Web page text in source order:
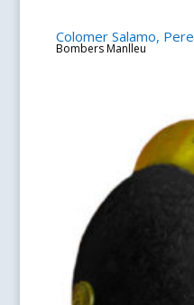
Colomer Salamo, Pere
Bombers Manlleu